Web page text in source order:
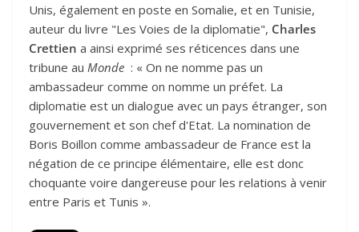
Unis, également en poste en Somalie, et en Tunisie,
auteur du livre "Les Voies de la diplomatie", Charles
Crettien a ainsi exprimé ses réticences dans une
tribune au Monde : « On ne nomme pas un
ambassadeur comme on nomme un préfet. La
diplomatie est un dialogue avec un pays étranger, son
gouvernement et son chef d'Etat. La nomination de
Boris Boillon comme ambassadeur de France est la
négation de ce principe élémentaire, elle est donc
choquante voire dangereuse pour les relations à venir
entre Paris et Tunis ».